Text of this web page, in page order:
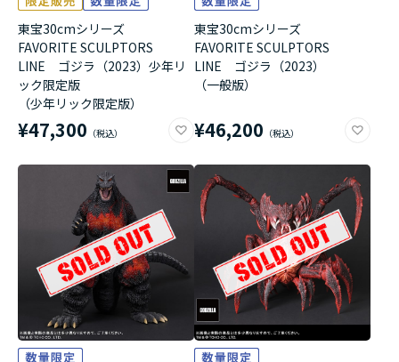
東宝30cmシリーズ
FAVORITE SCULPTORS
LINE ゴジラ（2023）少年リ
ック限定版
（少年リック限定版）
¥47,300
東宝30cmシリーズ
FAVORITE SCULPTORS
LINE ゴジラ（2023）
（一般版）
¥46,200